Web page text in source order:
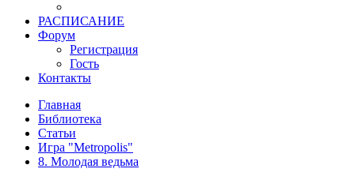
РАСПИСАНИЕ
Форум
Регистрация
Гость
Контакты
Главная
Библиотека
Статьи
Игра "Metropolis"
8. Молодая ведьма